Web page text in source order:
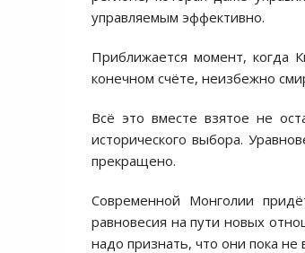
управляемым эффективно.
Приближается момент, когда
конечном счёте, неизбежно
Всё это вместе взятое не
исторического выбора.
прекращено.
Современной Монголии
равновесия на пути новых
надо признать, что они пока